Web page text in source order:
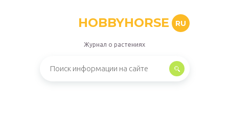
HOBBYHORSE RU
Журнал о растениях